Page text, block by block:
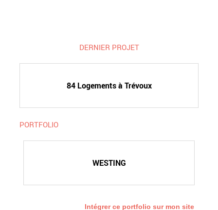
DERNIER PROJET
84 Logements à Trévoux
PORTFOLIO
WESTING
Intégrer ce portfolio sur mon site